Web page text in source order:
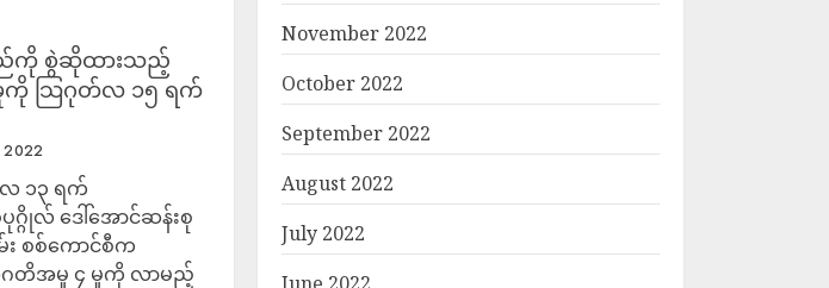
ည်ကို စွဲဆိုထားသည့်
ကို သြဂုတ်လ ၁၅ ရက်
2022
၁၃ ရက်
ဂိုလ် ဒေါ်အောင်ဆန်းစု
စစ်ကောင်စီက
တိအမှု ၄ မှုကို လာမည့်
November 2022
October 2022
September 2022
August 2022
July 2022